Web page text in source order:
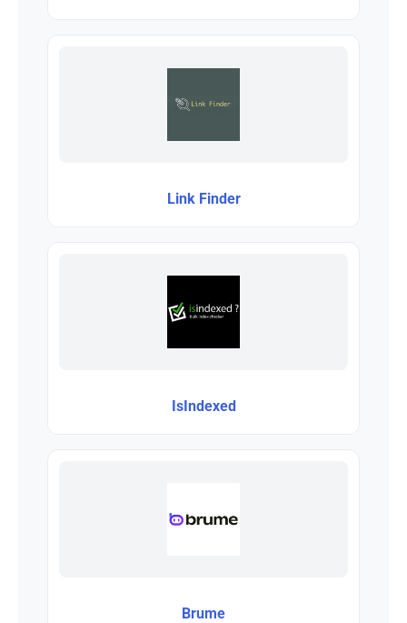
Link Finder
IsIndexed
Brume